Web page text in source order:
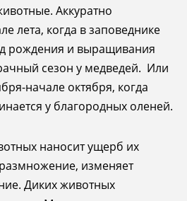
Аккуратно
лета, когда в заповеднике
рождения и выращивания
сезон у медведей. Или
начале октября, когда
у благородных оленей.
наносит ущерб их
изменяет
Диких животных